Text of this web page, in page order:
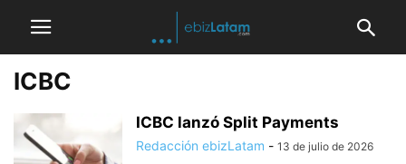
ICBC
ICBC lanzó Split Payments
Redacción ebizLatam - 13 de julio de 2026